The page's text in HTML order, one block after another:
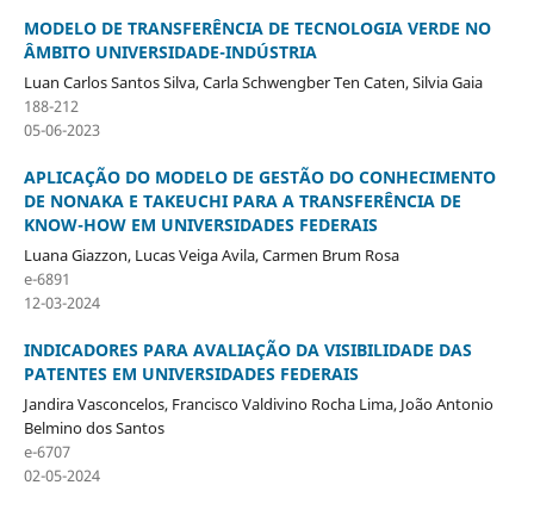
MODELO DE TRANSFERÊNCIA DE TECNOLOGIA VERDE NO
ÂMBITO UNIVERSIDADE-INDÚSTRIA
Luan Carlos Santos Silva, Carla Schwengber Ten Caten, Silvia Gaia
188-212
05-06-2023
APLICAÇÃO DO MODELO DE GESTÃO DO CONHECIMENTO
DE NONAKA E TAKEUCHI PARA A TRANSFERÊNCIA DE
KNOW-HOW EM UNIVERSIDADES FEDERAIS
Luana Giazzon, Lucas Veiga Avila, Carmen Brum Rosa
e-6891
12-03-2024
INDICADORES PARA AVALIAÇÃO DA VISIBILIDADE DAS
PATENTES EM UNIVERSIDADES FEDERAIS
Jandira Vasconcelos, Francisco Valdivino Rocha Lima, João Antonio
Belmino dos Santos
e-6707
02-05-2024